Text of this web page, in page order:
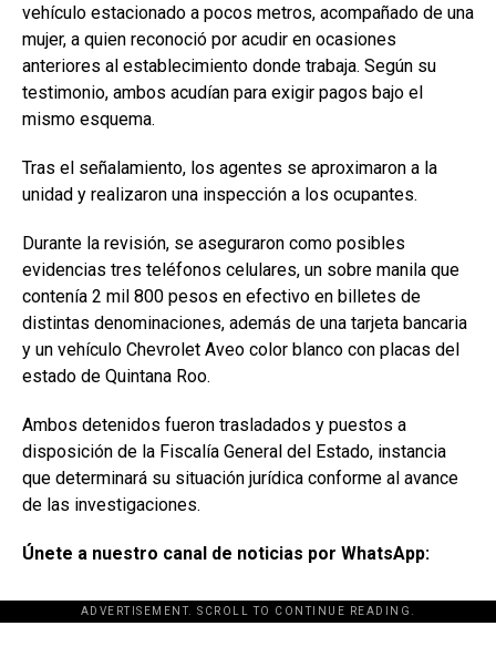
vehículo estacionado a pocos metros, acompañado de una
mujer, a quien reconoció por acudir en ocasiones
anteriores al establecimiento donde trabaja. Según su
testimonio, ambos acudían para exigir pagos bajo el
mismo esquema.
Tras el señalamiento, los agentes se aproximaron a la
unidad y realizaron una inspección a los ocupantes.
Durante la revisión, se aseguraron como posibles
evidencias tres teléfonos celulares, un sobre manila que
contenía 2 mil 800 pesos en efectivo en billetes de
distintas denominaciones, además de una tarjeta bancaria
y un vehículo Chevrolet Aveo color blanco con placas del
estado de Quintana Roo.
Ambos detenidos fueron trasladados y puestos a
disposición de la Fiscalía General del Estado, instancia
que determinará su situación jurídica conforme al avance
de las investigaciones.
Únete a nuestro canal de noticias por WhatsApp:
ADVERTISEMENT. SCROLL TO CONTINUE READING.
[adsforwp id="243463"]